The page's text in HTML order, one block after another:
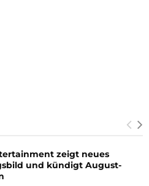
zeigt neues
und kündigt August-